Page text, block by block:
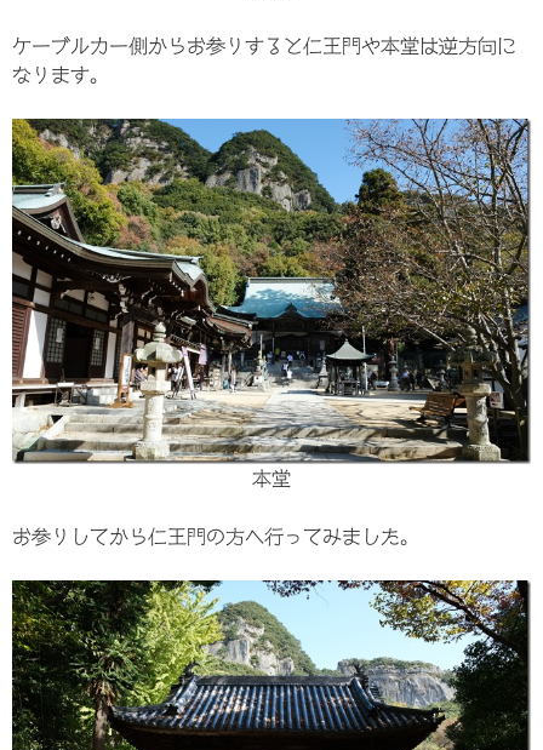
ケーブルカー側からお参りすると仁王門や本堂は逆方向に
なります。
本堂
お参りしてから仁王門の方へ行ってみました。